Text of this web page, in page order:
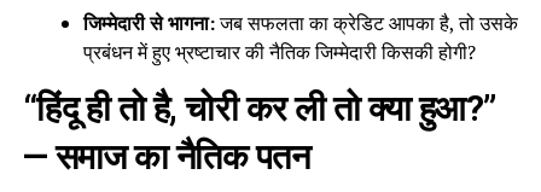
जिम्मेदारी से भागना:जब सफलता का क्रेडिट आपका है, तो उसके
प्रबंधन में हुए भ्रष्टाचार की नैतिक जिम्मेदारी किसकी होगी?
“हिंदू ही तो है, चोरी कर ली तो क्या हुआ?”
— समाज का नैतिक पतन